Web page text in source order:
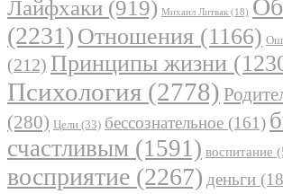
Лайфхаки (919) Михаил Литвак (18)
(2231) Отношения (1166)
(212) Принципы жизни
Психология (2778)
(280) Цели (33) бессознательное (161)
счастливым (1591) воспитание
восприятие (2267) деньги